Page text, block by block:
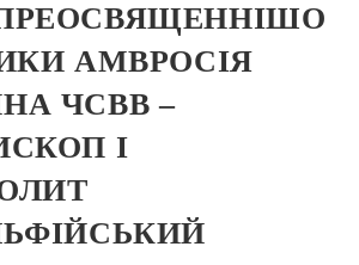
АМВРОСІЯ
ЧСВВ –
І